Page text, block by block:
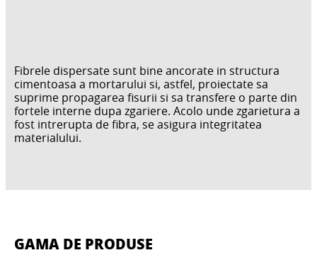
Fibrele dispersate sunt bine ancorate in structura
cimentoasa a mortarului si, astfel, proiectate sa
suprime propagarea fisurii si sa transfere o parte din
fortele interne dupa zgariere. Acolo unde zgarietura a
fost intrerupta de fibra, se asigura integritatea
materialului.
GAMA DE PRODUSE